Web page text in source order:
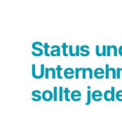
Status
sollte